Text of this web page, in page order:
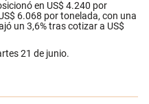
en US$ 4.240 por
6.068 por tonelada, con una
un 3,6% tras cotizar a US$
21 de junio.